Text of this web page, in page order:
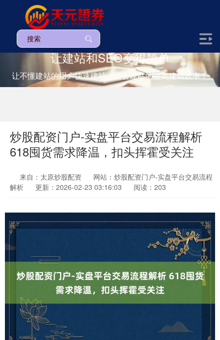
让建站和SEO变得简单
让不懂建站的用户快速建站，让会建站的提高建站效率！
炒股配资门户-实盘平台交易流程解析
618囤货需求降温，扣头挥霍受关注
来自：太原炒股配资
网站：炒股配资门户-实盘平台交易流程
解析
更新：2026-02-23 03:16:03 阅读：203